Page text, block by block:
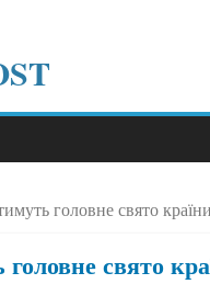
головне свято
свято